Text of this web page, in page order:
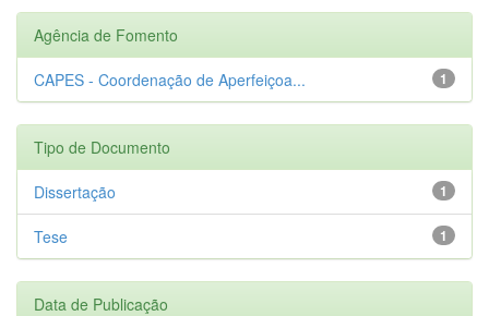
Agência de Fomento
1
CAPES - Coordenação de Aperfeiçoa...
Tipo de Documento
1
Dissertação
1
Tese
Data de Publicação